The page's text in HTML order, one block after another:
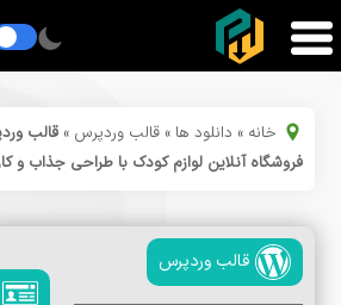
خانه » دانلود ها »قالب وردپرس »
فروشگاه آنلاین لوازم کودک با طراحی جذاب و
قالب وردپرس